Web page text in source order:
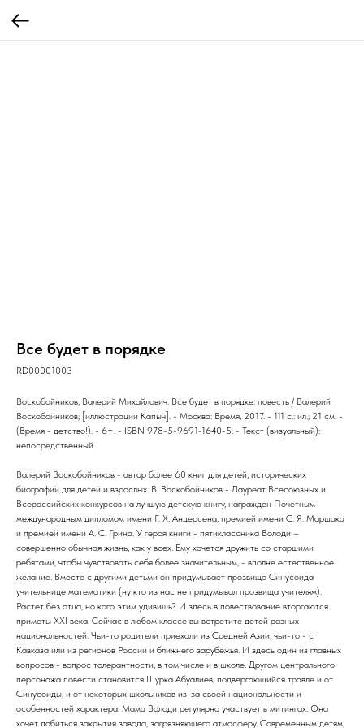
Все будет в порядке
RD00001003
Воскобойников, Валерий Михайлович. Все будет в порядке: повесть / Валерий
Воскобойников; [иллюстрации Капыч]. - Москва: Время, 2017. - 111 с.: ил.; 21 см. -
(Время - детство!). - 6+. - ISBN 978-5-9691-1640-5. - Текст (визуальный):
непосредственный.
Валерий Воскобойников - автор более 60 книг для детей, исторических
биографий для детей и взрослых. В. Воскобойников - Лауреат Всесоюзных и
Всероссийских конкурсов на лучшую детскую книгу, награжден Почетным
международным дипломом имени Г. Х. Андерсена, премией имени С. Я. Маршака
и премией имени А. С. Грина. У героя книги - пятиклассника Володи –
совершенно обычная жизнь, как у всех. Ему хочется дружить со старшими
ребятами, чтобы чувствовать себя более значительным, - вполне естественное
желание. Вместе с другими детьми он придумывает прозвище Синусоида
учительнице математики (ну кто из нас не придумывал прозвища учителям).
Растет без отца, но кого этим удивишь? И здесь в повествование вторгаются
приметы XXI века. Сейчас в любом классе вы встретите детей разных
национальностей. Чьи-то родители приехали из Средней Азии, чьи-то - с
Кавказа или из регионов России и ближнего зарубежья. И здесь один из главных
вопросов - вопрос толерантности, в том числе и в школе. Другом центрального
персонажа повести становится Шурка Абуалиев, подвергающийся травле и от
Синусоиды, и от некоторых школьников из-за своей национальности и
особенностей характера. Мама Володи регулярно участвует в митингах. Она
хочет добиться закрытия завода, загрязняющего атмосферу. Современным детям,